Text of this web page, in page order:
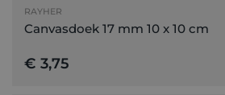
RAYHER
Canvasdoek 17 mm 10 x 10 cm
€ 3,75